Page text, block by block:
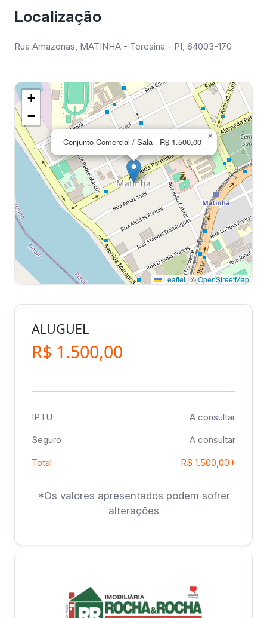
Localização
Rua Amazonas, MATINHA - Teresina - PI, 64003-170
Conjunto Comercial / Sala - R$ 1.500,00
×
+
−
Leaflet|©OpenStreetMap
ALUGUEL
R$ 1.500,00
IPTU
A consultar
Seguro
A consultar
Total
R$ 1.500,00*
*Os valores apresentados podem sofrer
alterações